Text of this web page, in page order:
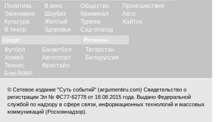
Политика
Экономика
Культура
В театр
В кино
Шоубиз
Желтый
Здоровье
Общество
Криминал
Туризм
Сад-огород
Происшествия
Авто
Хайтек
Спорт
Футбол
Хоккей
Теннис
Бокс/ММА
Баскетбол
Автоспорт
Фристайл
Регионы
Татарстан
Белоруссия
© Сетевое издание "Суть событий" (argumentiru.com) Свидетельство о
регистрации Эл № ФС77-62778 от 18.08.2015 года. Выдано Федеральной
службой по надзору в сфере связи, информационных технологий и массовых
коммуникаций (Роскомнадзор).